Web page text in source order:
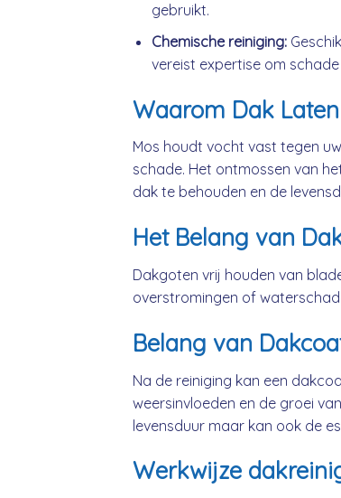
gebruikt.
Chemische reiniging:
vereist expertise om
Waarom Dak
Mos houdt vocht vast tegen
schade. Het ontmossen van
dak te behouden en de
Het Belang van
Dakgoten vrij houden van
overstromingen of
Belang van
Na de reiniging kan een
weersinvloeden en de groei
levensduur maar kan ook de
Werkwijze